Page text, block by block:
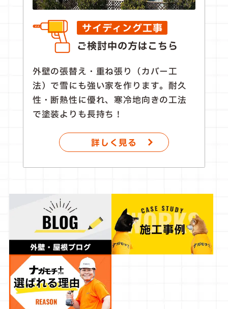
サイディング工事
ご検討中の方はこちら
外壁の張替え・重ね張り（カバー工
法）で雪にも強い家を作ります。耐久
性・断熱性に優れ、寒冷地向きの工法
で塗装よりも長持ち！
詳しく見る